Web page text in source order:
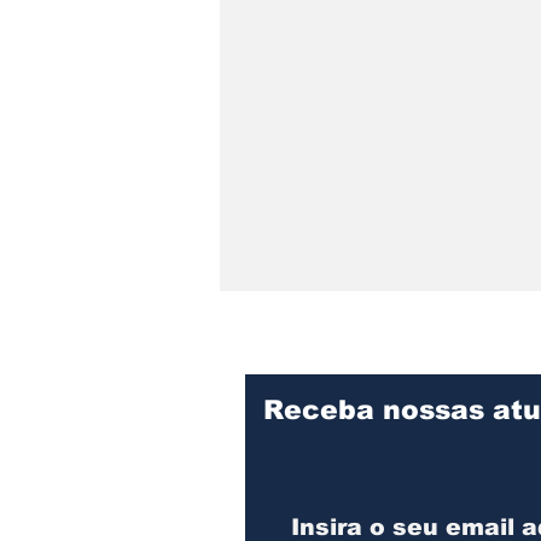
caminhões resulta em
Receba nossas